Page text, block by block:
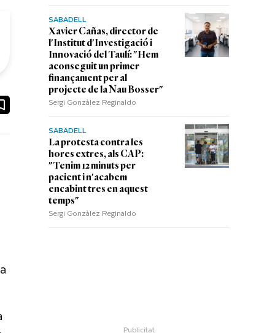
SABADELL
Xavier Cañas, director de
l'Institut d'Investigació i
Innovació del Taulí: "Hem
aconseguit un primer
finançament per al
projecte de la Nau Bosser"
Sergi Gonzàlez Reginaldo
SABADELL
La protesta contra les
hores extres, als CAP:
"Tenim 12 minuts per
pacient i n'acabem
encabint tres en aquest
temps"
Sergi Gonzàlez Reginaldo